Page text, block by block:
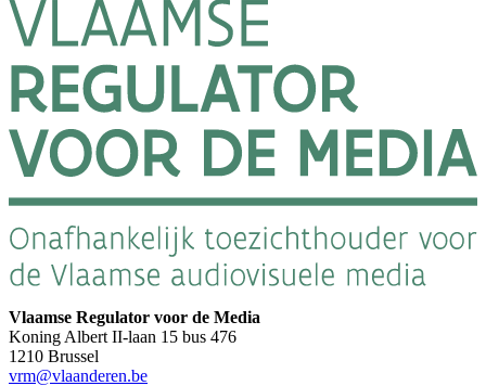
Vlaamse Regulator voor de Media
Koning Albert II-laan 15 bus 476
1210 Brussel
vrm@vlaanderen.be